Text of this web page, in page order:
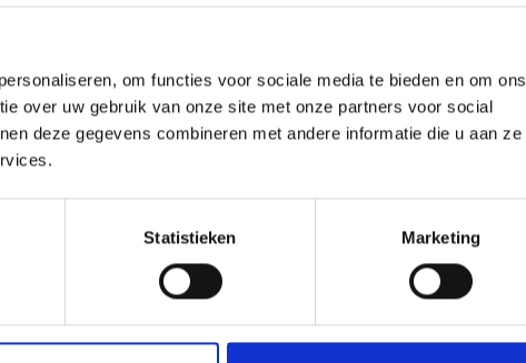
om functies voor sociale media te bieden en om ons
over uw gebruik van onze site met onze partners voor social
deze gegevens combineren met andere informatie die u aan ze
Statistieken Marketing